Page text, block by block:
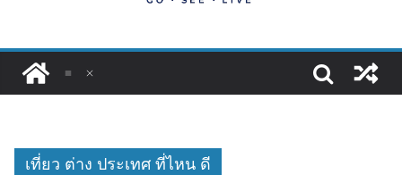
เที่ยว ต่าง ประเทศ ที่ไหน ดี